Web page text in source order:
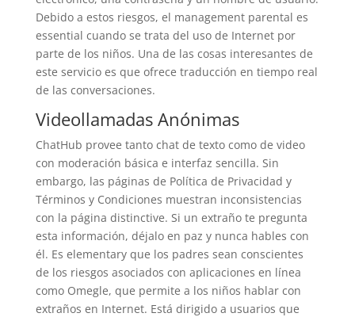
Debido a estos riesgos, el management parental es
essential cuando se trata del uso de Internet por
parte de los niños. Una de las cosas interesantes de
este servicio es que ofrece traducción en tiempo real
de las conversaciones.
Videollamadas Anónimas
ChatHub provee tanto chat de texto como de video
con moderación básica e interfaz sencilla. Sin
embargo, las páginas de Política de Privacidad y
Términos y Condiciones muestran inconsistencias
con la página distinctive. Si un extraño te pregunta
esta información, déjalo en paz y nunca hables con
él. Es elementary que los padres sean conscientes
de los riesgos asociados con aplicaciones en línea
como Omegle, que permite a los niños hablar con
extraños en Internet. Está dirigido a usuarios que